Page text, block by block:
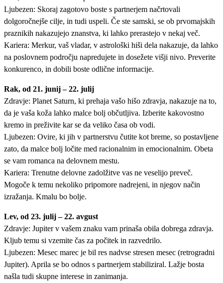
Ljubezen: Skoraj zagotovo boste s partnerjem načrtovali
dolgoročnejše cilje, in tudi uspeli. Če ste samski, se ob prvomajskih
praznikih nakazujejo znanstva, ki lahko prerastejo v nekaj več.
Kariera: Merkur, vaš vladar, v astrološki hiši dela nakazuje, da lahko
na poslovnem področju napredujete in dosežete višji nivo. Preverite
konkurenco, in dobili boste odlične informacije.
Rak, od 21. junij – 22. julij
Zdravje: Planet Saturn, ki prehaja vašo hišo zdravja, nakazuje na to,
da je vaša koža lahko malce bolj občutljiva. Izberite kakovostno
kremo in preživite kar se da veliko časa ob vodi.
Ljubezen: Ovire, ki jih v partnerstvu čutite kot breme, so postavljene
zato, da malce bolj ločite med racionalnim in emocionalnim. Obeta
se vam romanca na delovnem mestu.
Kariera: Trenutne delovne zadolžitve vas ne veselijo preveč.
Mogoče k temu nekoliko pripomore nadrejeni, in njegov način
izražanja. Kmalu bo bolje.
Lev, od 23. julij – 22. avgust
Zdravje: Jupiter v vašem znaku vam prinaša obila dobrega zdravja.
Kljub temu si vzemite čas za počitek in razvedrilo.
Ljubezen: Mesec marec je bil res nadvse stresen mesec (retrogradni
Jupiter). Aprila se bo odnos s partnerjem stabiliziral. Lažje bosta
našla tudi skupne interese in zanimanja.